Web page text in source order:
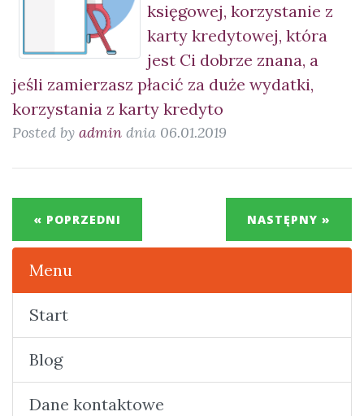
księgowej, korzystanie z
karty kredytowej, która
jest Ci dobrze znana, a
jeśli zamierzasz płacić za duże wydatki,
korzystania z karty kredyto
Posted by admin dnia 06.01.2019
« POPRZEDNI NASTĘPNY »
Menu
Start
Blog
Dane kontaktowe